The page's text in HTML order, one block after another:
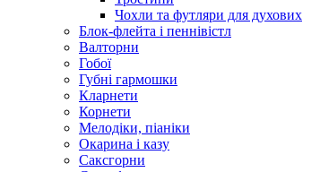
Чохли та футляри для духових
Блок-флейта і пеннівістл
Валторни
Гобої
Губні гармошки
Кларнети
Корнети
Мелодіки, піаніки
Окарина і казу
Саксгорни